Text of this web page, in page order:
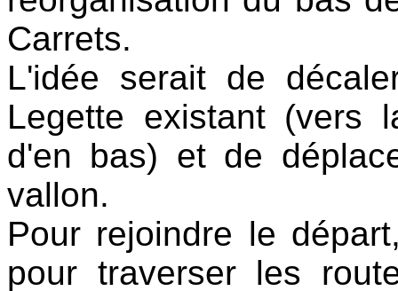
Carrets.
L'idée serait de
Legette existant (vers
d'en bas) et de
vallon.
Pour rejoindre le
pour traverser les